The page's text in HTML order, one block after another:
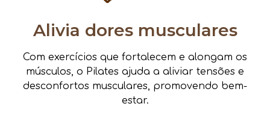
Alivia dores musculares
Com exercícios que fortalecem e alongam os
músculos, o Pilates ajuda a aliviar tensões e
desconfortos musculares, promovendo bem-
estar.